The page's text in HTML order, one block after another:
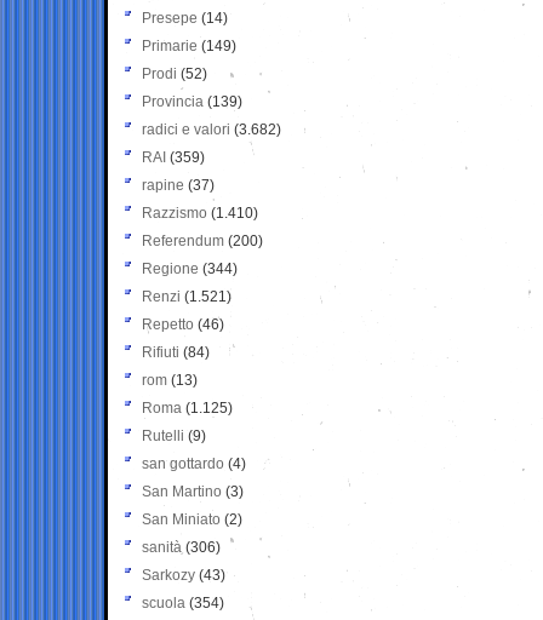
Presepe (14)
Primarie (149)
Prodi (52)
Provincia (139)
radici e valori (3.682)
RAI (359)
rapine (37)
Razzismo (1.410)
Referendum (200)
Regione (344)
Renzi (1.521)
Repetto (46)
Rifiuti (84)
rom (13)
Roma (1.125)
Rutelli (9)
san gottardo (4)
San Martino (3)
San Miniato (2)
sanità (306)
Sarkozy (43)
scuola (354)